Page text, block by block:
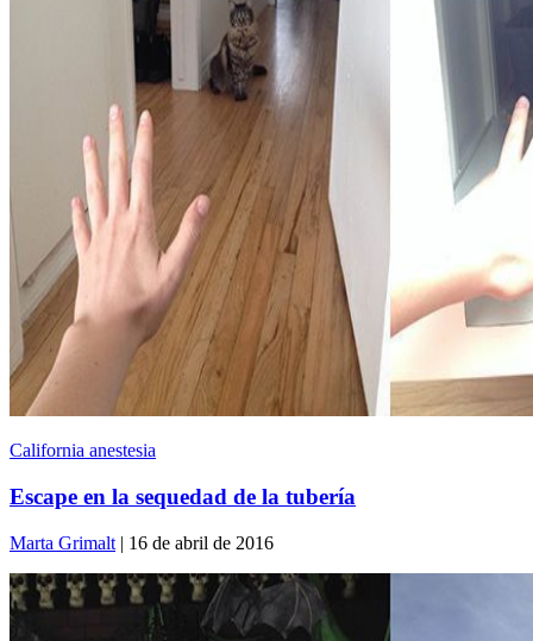
California anestesia
Escape en la sequedad de la tubería
Marta Grimalt | 16 de abril de 2016